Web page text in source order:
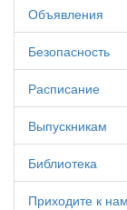
Объявления
Безопасность
Расписание
Выпускникам
Библиотека
Приходите к